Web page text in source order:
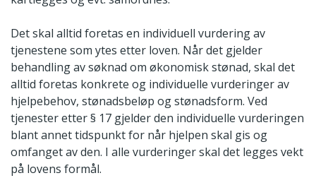
Det skal alltid foretas en individuell vurdering av
tjenestene som ytes etter loven. Når det gjelder
behandling av søknad om økonomisk stønad, skal det
alltid foretas konkrete og individuelle vurderinger av
hjelpebehov, stønadsbeløp og stønadsform. Ved
tjenester etter § 17 gjelder den individuelle vurderingen
blant annet tidspunkt for når hjelpen skal gis og
omfanget av den. I alle vurderinger skal det legges vekt
på lovens formål.